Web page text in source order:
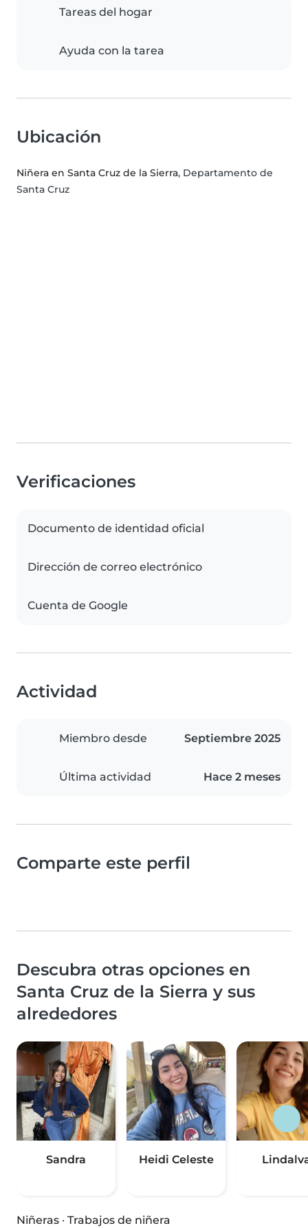
Tareas del hogar
Ayuda con la tarea
Ubicación
Niñera en Santa Cruz de la Sierra, Departamento de
Santa Cruz
Verificaciones
Documento de identidad oficial
Dirección de correo electrónico
Cuenta de Google
Actividad
Miembro desde Septiembre 2025
Última actividad Hace 2 meses
Comparte este perfil
Descubra otras opciones en
Santa Cruz de la Sierra y sus
alrededores
Sandra Heidi Celeste
Niñeras · Trabajos de niñera